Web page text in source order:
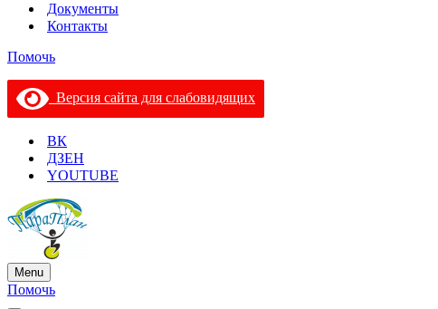
Документы
Контакты
Помочь
Версия сайта для слабовидящих
ВК
ДЗЕН
YOUTUBE
Menu
Меню
навигации
Помочь